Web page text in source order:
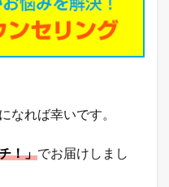
なれば幸いです。
！」でお届けしまし